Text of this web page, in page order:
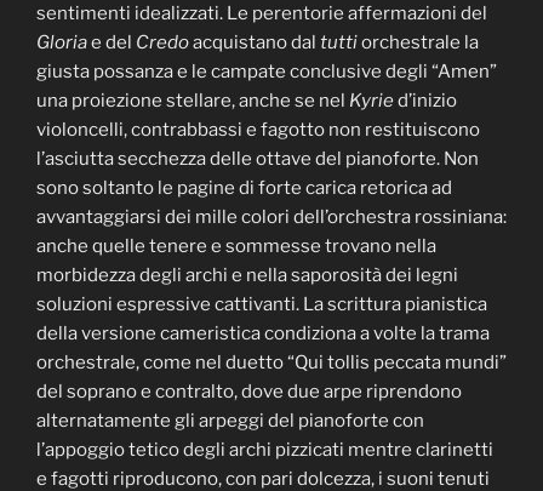
sentimenti idealizzati. Le perentorie affermazioni del
Gloriae del Credoacquistano dal tuttiorchestrale la
giusta possanza e le campate conclusive degli “Amen”
una proiezione stellare, anche se nel Kyried’inizio
violoncelli, contrabbassi e fagotto non restituiscono
l’asciutta secchezza delle ottave del pianoforte. Non
sono soltanto le pagine di forte carica retorica ad
avvantaggiarsi dei mille colori dell’orchestra rossiniana:
anche quelle tenere e sommesse trovano nella
morbidezza degli archi e nella saporosità dei legni
soluzioni espressive cattivanti. La scrittura pianistica
della versione cameristica condiziona a volte la trama
orchestrale, come nel duetto “Qui tollis peccata mundi”
del soprano e contralto, dove due arpe riprendono
alternatamente gli arpeggi del pianoforte con
l’appoggio tetico degli archi pizzicati mentre clarinetti
e fagotti riproducono, con pari dolcezza, i suoni tenuti